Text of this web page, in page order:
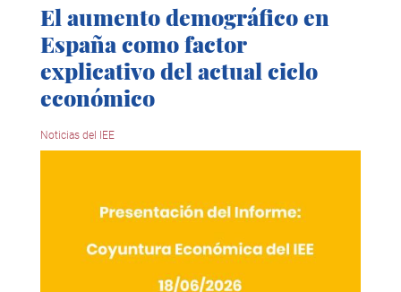
El aumento demográfico en
España como factor
explicativo del actual ciclo
económico
Noticias del IEE